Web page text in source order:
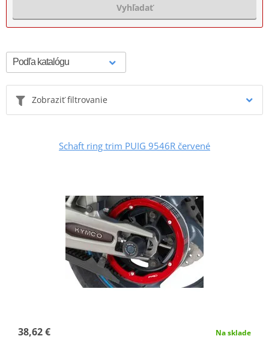
Vyhľadať
Zobraziť filtrovanie
Schaft ring trim PUIG 9546R červené
38,62 € Na sklade